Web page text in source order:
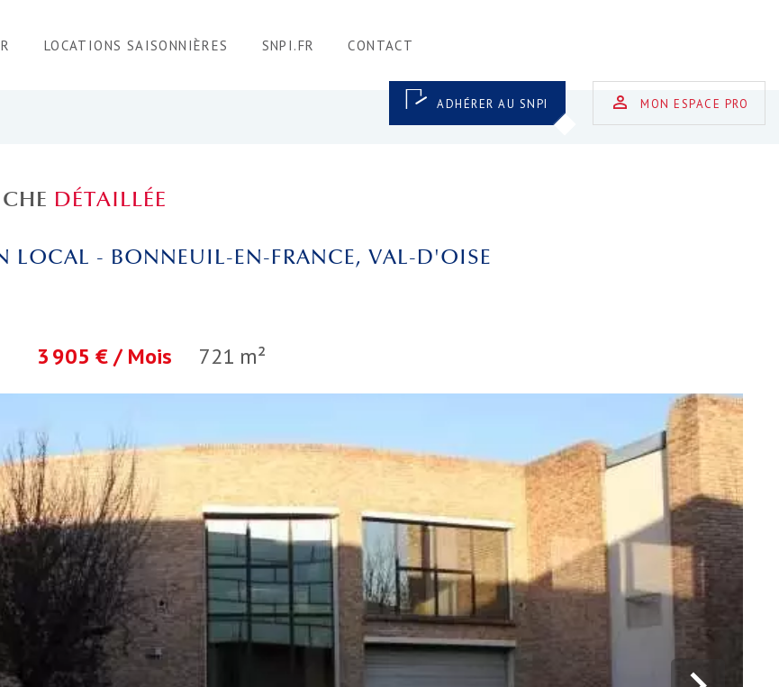
LOCATIONS SAISONNIÈRES SNPI.FR CONTACT
ADHÉRER AU SNPI MON ESPACE PRO
DÉTAILLÉE
LOCAL - BONNEUIL-EN-FRANCE, VAL-D'OISE
721 m²
3 905 € / Mois